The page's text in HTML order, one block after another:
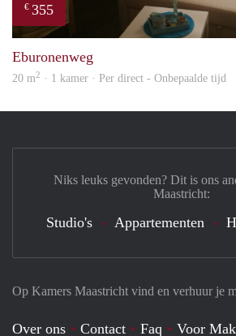
€ 355
Eburonenweg
20 m2 · 1 kamer · Per direct - Onbepaalde tijd
Op Kamers Maastricht vind en verhuur je
Over ons Contact Faq Voor
Niks leuks gevonden? Dit is ons
Maastricht:
Studio's Appartementen